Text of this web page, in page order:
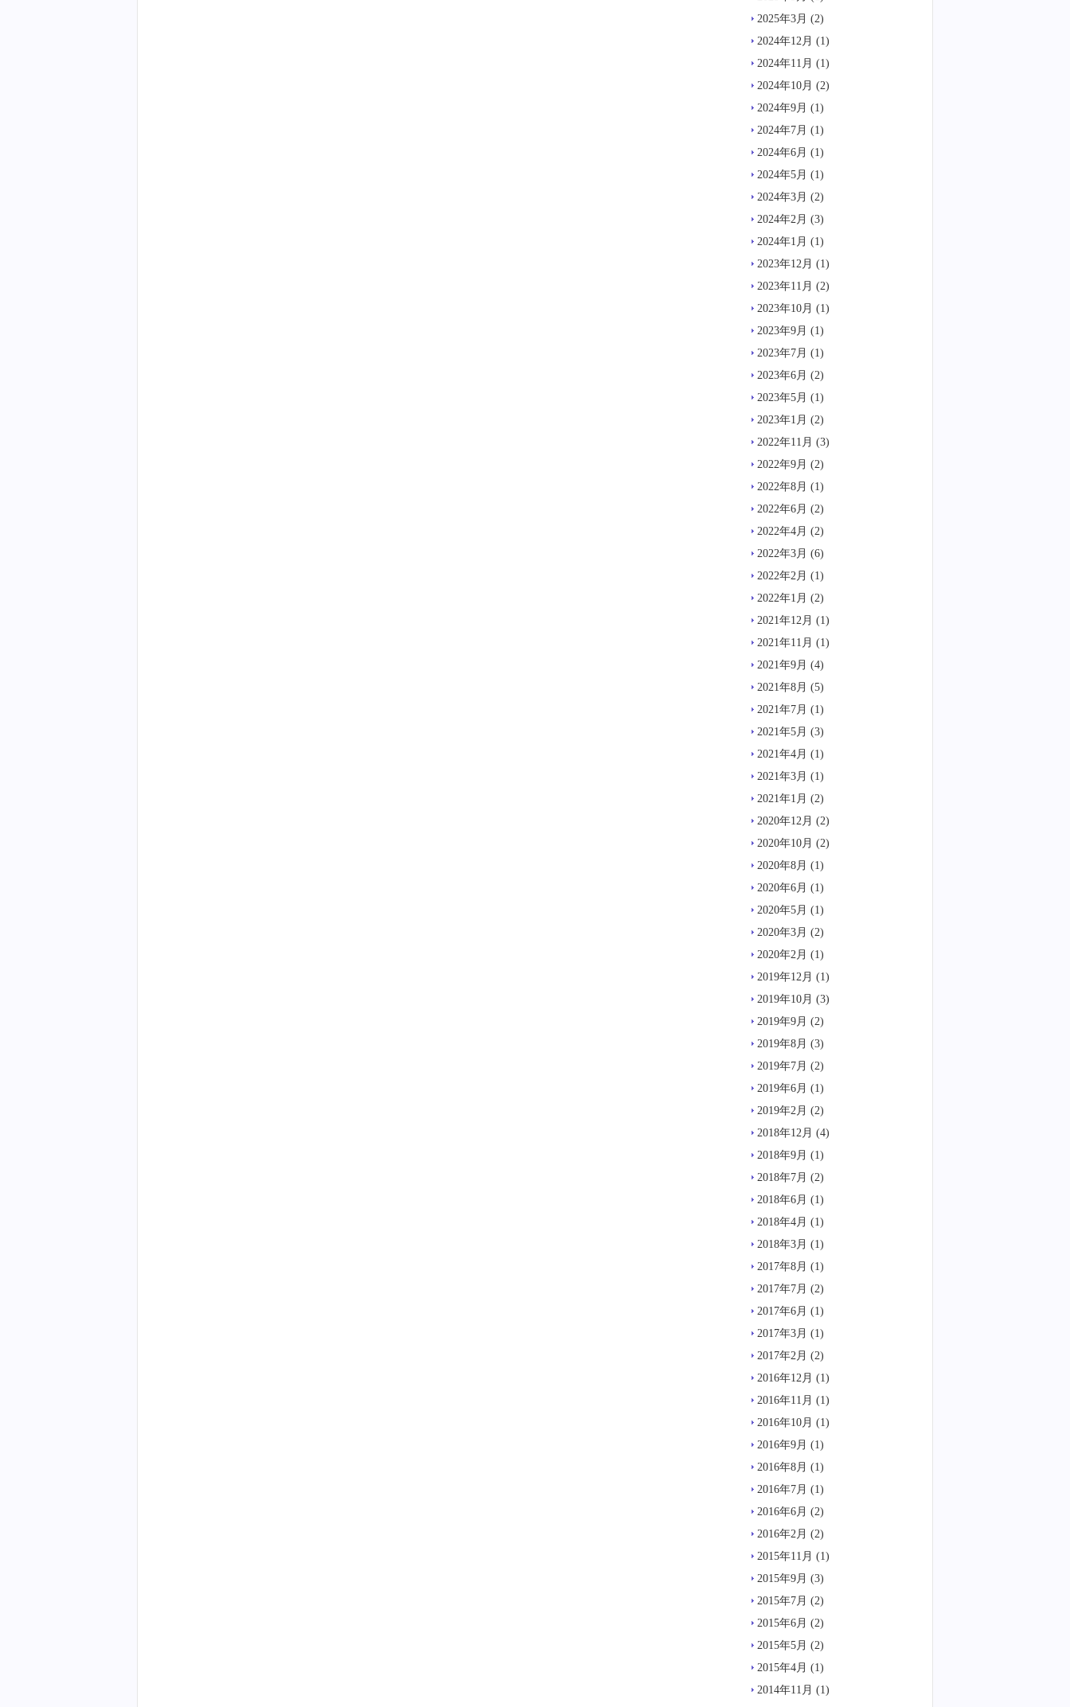
2025年3月 (2)
2024年12月 (1)
2024年11月 (1)
2024年10月 (2)
2024年9月 (1)
2024年7月 (1)
2024年6月 (1)
2024年5月 (1)
2024年3月 (2)
2024年2月 (3)
2024年1月 (1)
2023年12月 (1)
2023年11月 (2)
2023年10月 (1)
2023年9月 (1)
2023年7月 (1)
2023年6月 (2)
2023年5月 (1)
2023年1月 (2)
2022年11月 (3)
2022年9月 (2)
2022年8月 (1)
2022年6月 (2)
2022年4月 (2)
2022年3月 (6)
2022年2月 (1)
2022年1月 (2)
2021年12月 (1)
2021年11月 (1)
2021年9月 (4)
2021年8月 (5)
2021年7月 (1)
2021年5月 (3)
2021年4月 (1)
2021年3月 (1)
2021年1月 (2)
2020年12月 (2)
2020年10月 (2)
2020年8月 (1)
2020年6月 (1)
2020年5月 (1)
2020年3月 (2)
2020年2月 (1)
2019年12月 (1)
2019年10月 (3)
2019年9月 (2)
2019年8月 (3)
2019年7月 (2)
2019年6月 (1)
2019年2月 (2)
2018年12月 (4)
2018年9月 (1)
2018年7月 (2)
2018年6月 (1)
2018年4月 (1)
2018年3月 (1)
2017年8月 (1)
2017年7月 (2)
2017年6月 (1)
2017年3月 (1)
2017年2月 (2)
2016年12月 (1)
2016年11月 (1)
2016年10月 (1)
2016年9月 (1)
2016年8月 (1)
2016年7月 (1)
2016年6月 (2)
2016年2月 (2)
2015年11月 (1)
2015年9月 (3)
2015年7月 (2)
2015年6月 (2)
2015年5月 (2)
2015年4月 (1)
2014年11月 (1)